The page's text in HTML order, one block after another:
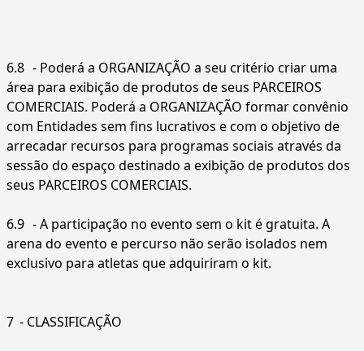
6.8 - Poderá a ORGANIZAÇÃO a seu critério criar uma
área para exibição de produtos de seus PARCEIROS
COMERCIAIS. Poderá a ORGANIZAÇÃO formar convênio
com Entidades sem fins lucrativos e com o objetivo de
arrecadar recursos para programas sociais através da
sessão do espaço destinado a exibição de produtos dos
seus PARCEIROS COMERCIAIS.
6.9 - A participação no evento sem o kit é gratuita. A
arena do evento e percurso não serão isolados nem
exclusivo para atletas que adquiriram o kit.
7 - CLASSIFICAÇÃO